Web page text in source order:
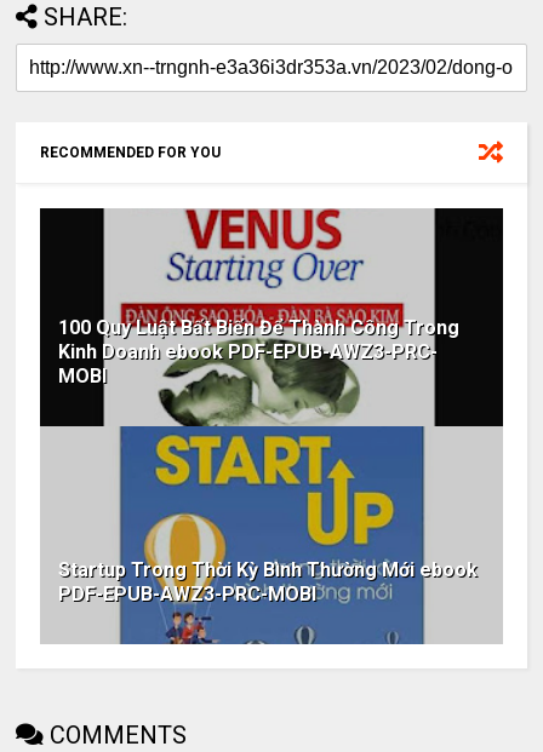
SHARE:
RECOMMENDED FOR YOU
100 Quy Luật Bất Biến Để Thành Công Trong
Kinh Doanh ebook PDF-EPUB-AWZ3-PRC-
MOBI
Startup Trong Thời Kỳ Bình Thường Mới ebook
PDF-EPUB-AWZ3-PRC-MOBI
COMMENTS